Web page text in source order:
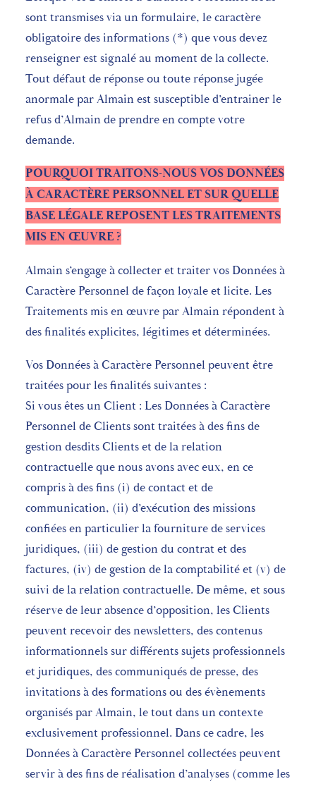
sont transmises via un formulaire, le caractère
obligatoire des informations (*) que vous devez
renseigner est signalé au moment de la collecte.
Tout défaut de réponse ou toute réponse jugée
anormale par Almain est susceptible d’entrainer le
refus d’Almain de prendre en compte votre
demande.
POURQUOI TRAITONS-NOUS VOS DONNÉES
À CARACTÈRE PERSONNEL ET SUR QUELLE
BASE LÉGALE REPOSENT LES TRAITEMENTS
MIS EN ŒUVRE ?
Almain s’engage à collecter et traiter vos Données à
Caractère Personnel de façon loyale et licite. Les
Traitements mis en œuvre par Almain répondent à
des finalités explicites, légitimes et déterminées.
Vos Données à Caractère Personnel peuvent être
traitées pour les finalités suivantes :
Si vous êtes un Client : Les Données à Caractère
Personnel de Clients sont traitées à des fins de
gestion desdits Clients et de la relation
contractuelle que nous avons avec eux, en ce
compris à des fins (i) de contact et de
communication, (ii) d’exécution des missions
confiées en particulier la fourniture de services
juridiques, (iii) de gestion du contrat et des
factures, (iv) de gestion de la comptabilité et (v) de
suivi de la relation contractuelle. De même, et sous
réserve de leur absence d’opposition, les Clients
peuvent recevoir des newsletters, des contenus
informationnels sur différents sujets professionnels
et juridiques, des communiqués de presse, des
invitations à des formations ou des évènements
organisés par Almain, le tout dans un contexte
exclusivement professionnel. Dans ce cadre, les
Données à Caractère Personnel collectées peuvent
servir à des fins de réalisation d’analyses (comme les